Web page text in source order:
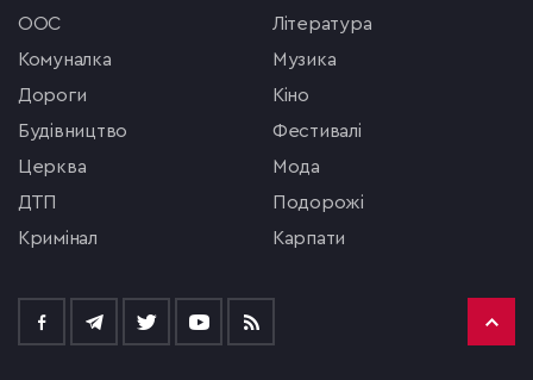
ООС
комуналка
Дороги
будівництво
церква
ДТП
кримінал
література
музика
кіно
фестивалі
мода
подорожі
Карпати